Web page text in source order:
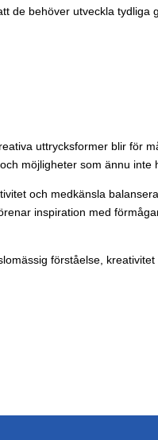
de behöver utveckla tydliga
uttrycksformer blir för
möjligheter som ännu inte
och medkänsla
inspiration med
förståelse,